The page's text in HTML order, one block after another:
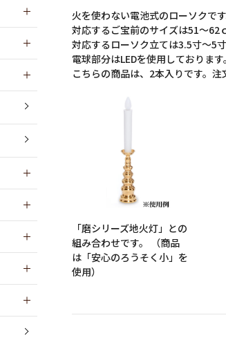
火を使わない電池式のローソクで
対応するご宝前のサイズは51～62
対応するローソク立ては3.5寸～5
電球部分はLEDを使用しております。
こちらの商品は、2本入りです。注
「磨シリーズ地火灯」との
組み合わせです。 （商品
は「安心のろうそく小」を
使用）